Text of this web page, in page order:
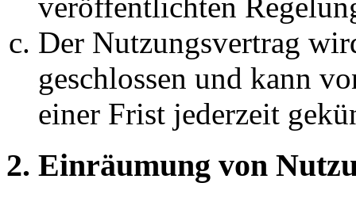
veröffentlichten
Der Nutzungsvertrag
geschlossen und kann
einer Frist jederzeit
2. Einräumung von